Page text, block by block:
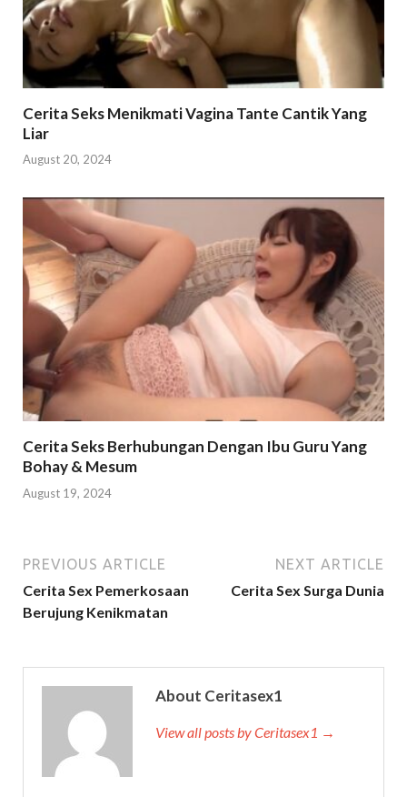
Cerita Seks Menikmati Vagina Tante Cantik Yang
Liar
August 20, 2024
Cerita Seks Berhubungan Dengan Ibu Guru Yang
Bohay & Mesum
August 19, 2024
PREVIOUS ARTICLE
Cerita Sex Pemerkosaan
Berujung Kenikmatan
NEXT ARTICLE
Cerita Sex Surga Dunia
About Ceritasex1
View all posts by Ceritasex1 →